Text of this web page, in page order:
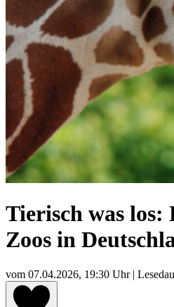
Tierisch was los:
Zoos in
vom 07.04.2026, 19:30 Uhr|